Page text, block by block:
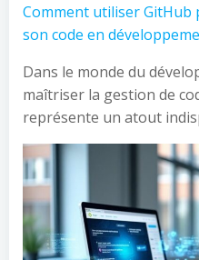
Comment utiliser
son code en
Dans le monde du
maîtriser la gestion de
représente un atout